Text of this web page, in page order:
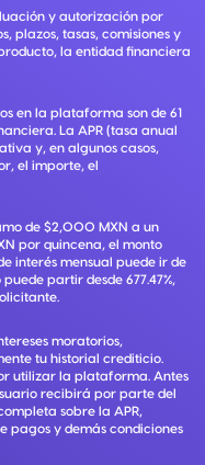
y autorización por
plazos, tasas, comisiones y
la entidad financiera
en la plataforma son de 61
La APR (tasa anual
y, en algunos casos,
el importe, el
de $2,000 MXN a un
por quincena, el monto
interés mensual puede ir de
partir desde 677.47%,
moratorios,
tu historial crediticio.
utilizar la plataforma. Antes
recibirá por parte del
sobre la APR,
pagos y demás condiciones